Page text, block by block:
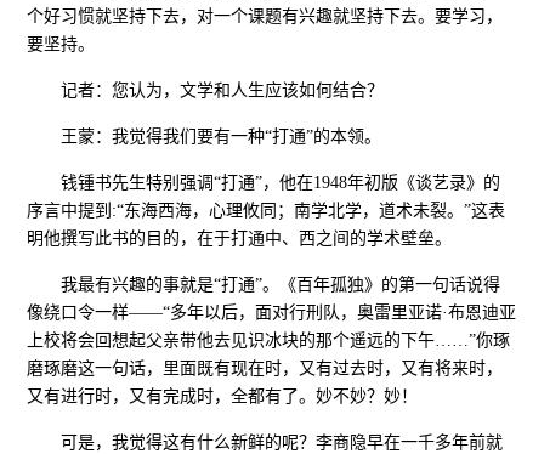
个好习惯就坚持下去，对一个课题有兴趣就坚持下去。要学习，
要坚持。
记者：您认为，文学和人生应该如何结合？
王蒙：我觉得我们要有一种“打通”的本领。
钱锺书先生特别强调“打通”，他在1948年初版《谈艺录》的
序言中提到:“东海西海，心理攸同；南学北学，道术未裂。”这表
明他撰写此书的目的，在于打通中、西之间的学术壁垒。
我最有兴趣的事就是“打通”。《百年孤独》的第一句话说得
像绕口令一样——“多年以后，面对行刑队，奥雷里亚诺·布恩迪亚
上校将会回想起父亲带他去见识冰块的那个遥远的下午……”你琢
磨琢磨这一句话，里面既有现在时，又有过去时，又有将来时，
又有进行时，又有完成时，全都有了。妙不妙？妙！
可是，我觉得这有什么新鲜的呢？李商隐早在一千多年前就